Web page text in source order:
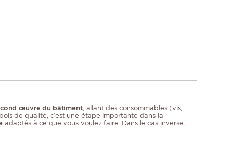
œuvre du bâtiment, allant des consommables (vis,
de qualité, c’est une étape importante dans la
adaptés à ce que vous voulez faire. Dans le cas inverse,